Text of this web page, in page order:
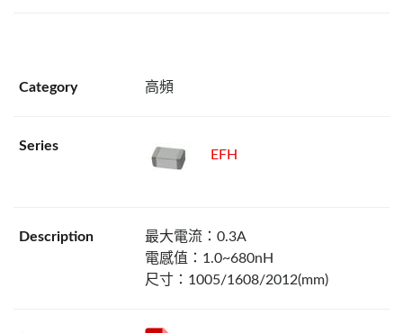
高頻
EFH
最大電流：0.3A
電感值：1.0~680nH
尺寸：1005/1608/2012(mm)